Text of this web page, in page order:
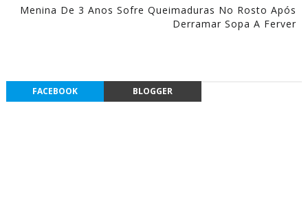
Menina De 3 Anos Sofre Queimaduras No Rosto Após
Derramar Sopa A Ferver
FACEBOOK BLOGGER